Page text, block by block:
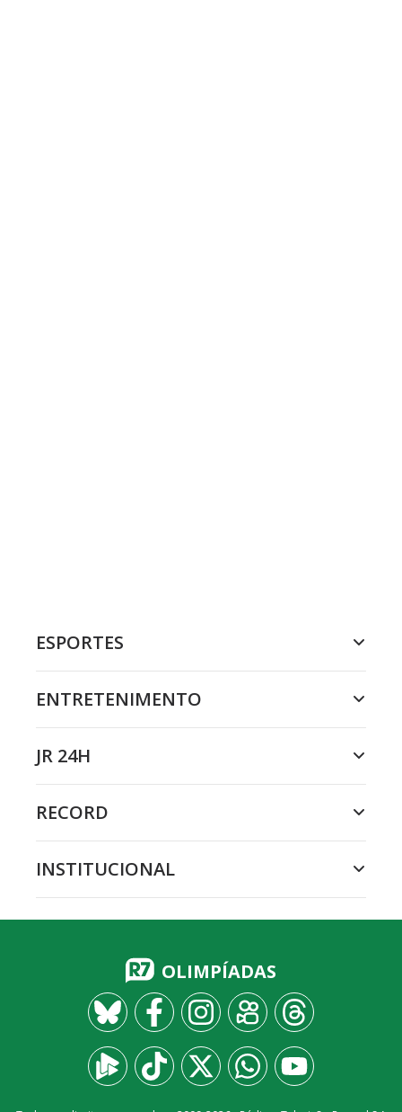
ESPORTES
ENTRETENIMENTO
JR 24H
RECORD
INSTITUCIONAL
OLIMPÍADAS